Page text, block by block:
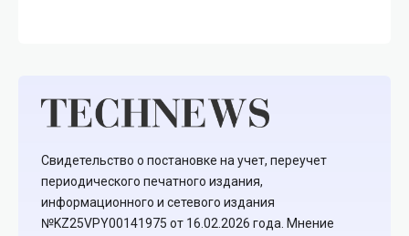
Свидетельство о постановке на учет, переучет
периодического печатного издания,
информационного и сетевого издания
№KZ25VPY00141975 от 16.02.2026 года. Мнение